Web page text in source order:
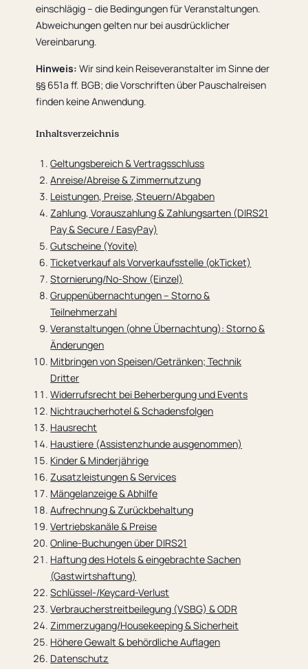
einschlägig – die Bedingungen für Veranstaltungen.
Abweichungen gelten nur bei ausdrücklicher
Vereinbarung.
Hinweis: Wir sind kein Reiseveranstalter im Sinne der
§§ 651a ff. BGB; die Vorschriften über Pauschalreisen
finden keine Anwendung.
Inhaltsverzeichnis
Geltungsbereich & Vertragsschluss
Anreise/Abreise & Zimmernutzung
Leistungen, Preise, Steuern/Abgaben
Zahlung, Vorauszahlung & Zahlungsarten (DIRS21
Pay & Secure / EasyPay)
Gutscheine (Yovite)
Ticketverkauf als Vorverkaufsstelle (okTicket)
Stornierung/No-Show (Einzel)
Gruppenübernachtungen – Storno &
Teilnehmerzahl
Veranstaltungen (ohne Übernachtung): Storno &
Änderungen
Mitbringen von Speisen/Getränken; Technik
Dritter
Widerrufsrecht bei Beherbergung und Events
Nichtraucherhotel & Schadensfolgen
Hausrecht
Haustiere (Assistenzhunde ausgenommen)
Kinder & Minderjährige
Zusatzleistungen & Services
Mängelanzeige & Abhilfe
Aufrechnung & Zurückbehaltung
Vertriebskanäle & Preise
Online-Buchungen über DIRS21
Haftung des Hotels & eingebrachte Sachen
(Gastwirtshaftung)
Schlüssel-/Keycard-Verlust
Verbraucherstreitbeilegung (VSBG) & ODR
Zimmerzugang/Housekeeping & Sicherheit
Höhere Gewalt & behördliche Auflagen
Datenschutz